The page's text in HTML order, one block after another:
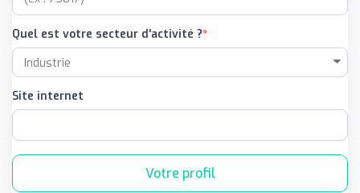
Quel est votre secteur d'activité ?
Site internet
Votre profil